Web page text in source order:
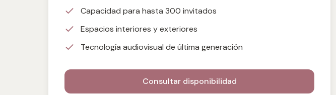
Capacidad para hasta 300 invitados
Espacios interiores y exteriores
Tecnología audiovisual de última generación
Consultar disponibilidad